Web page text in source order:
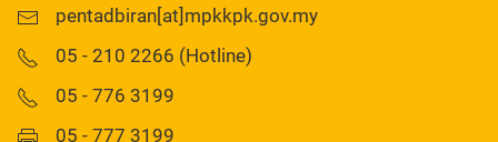
pentadbiran[at]mpkkpk.gov.my
05 - 210 2266 (Hotline)
05 - 776 3199
05 - 777 3199